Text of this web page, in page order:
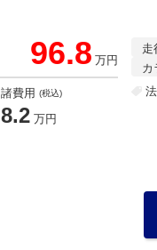
96.8 万円
諸費用 (税込)
8.2 万円
走
カ